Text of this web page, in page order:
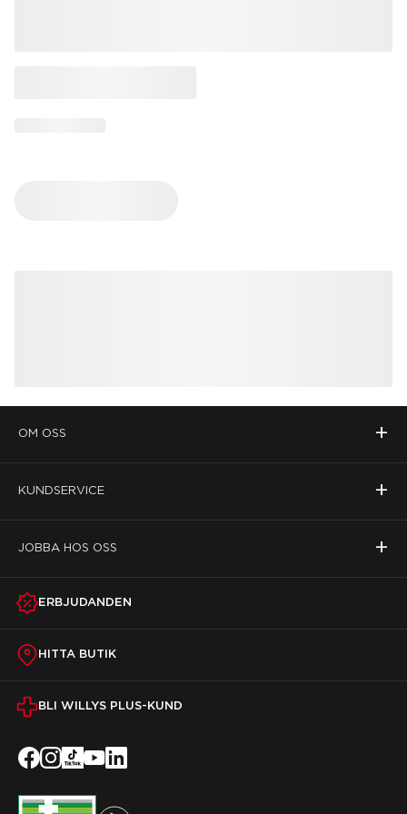
OM OSS +
KUNDSERVICE +
JOBBA HOS OSS +
ERBJUDANDEN
HITTA BUTIK
BLI WILLYS PLUS-KUND